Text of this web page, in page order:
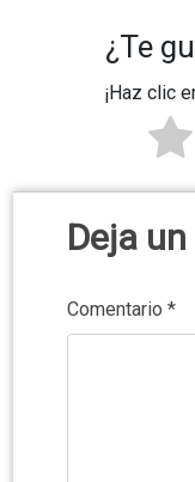
¿Te
¡Haz clic
Deja
Comentario *